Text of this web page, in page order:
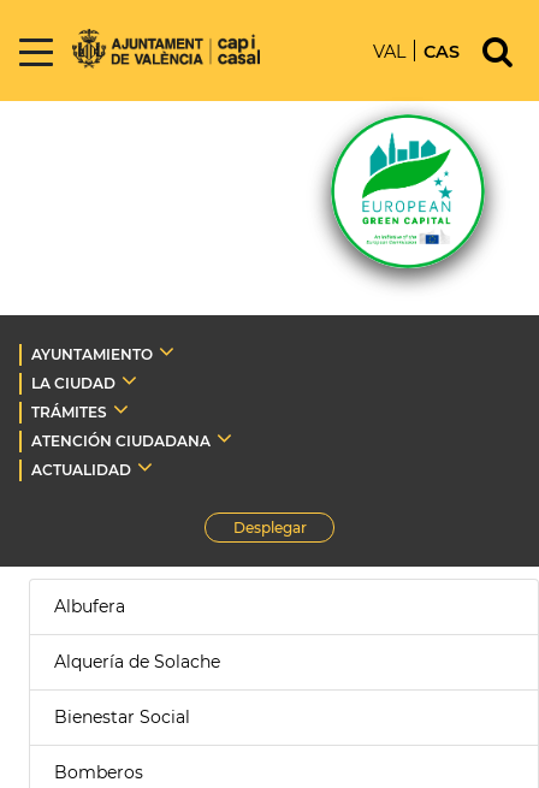
VAL CAS
AYUNTAMIENTO
LA CIUDAD
TRÁMITES
ATENCIÓN CIUDADANA
ACTUALIDAD
Desplegar
Albufera
Alquería de Solache
Bienestar Social
Bomberos